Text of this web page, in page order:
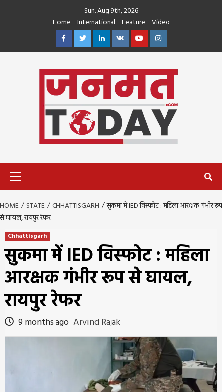
Sun. Aug 9th, 2026
Home
International Feature
Video
FacebookTwitterLinkedin
VK YoutubeInstagram
HOME STATE CHHATTISGARH
सुकमा में IED विस्फोट : महिला आरक्षक गंभीर रूप
से घायल, रायपुर रेफर
Chhattisgarh
सुकमा में IED विस्फोट : महिला
आरक्षक गंभीर रूप से घायल,
रायपुर रेफर
9 months ago Arvind Rajak